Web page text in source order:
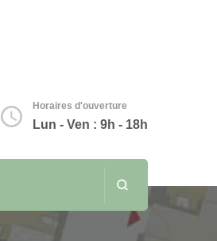
Horaires d'ouverture
Lun - Ven : 9h - 18h